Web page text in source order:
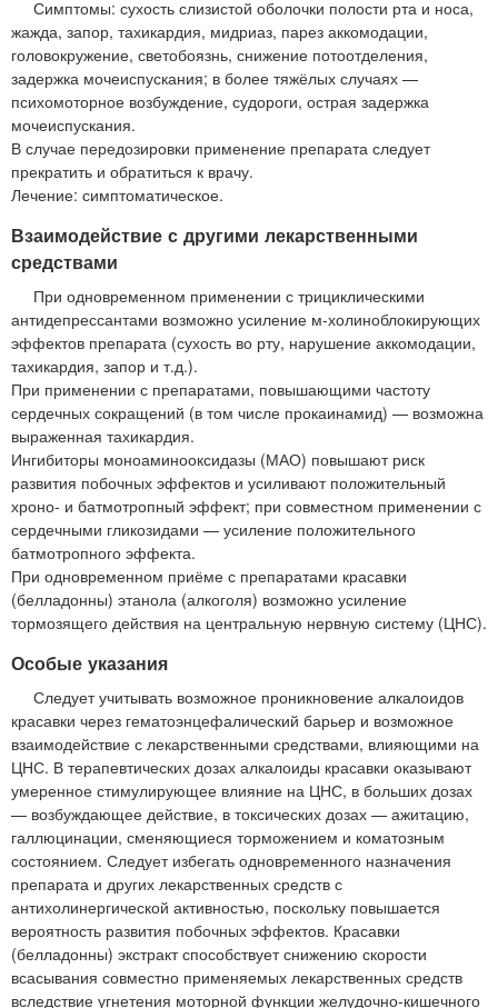
Симптомы: сухость слизистой оболочки полости рта и носа,
жажда, запор, тахикардия, мидриаз, парез аккомодации,
головокружение, светобоязнь, снижение потоотделения,
задержка мочеиспускания; в более тяжёлых случаях —
психомоторное возбуждение, судороги, острая задержка
мочеиспускания.
В случае передозировки применение препарата следует
прекратить и обратиться к врачу.
Лечение: симптоматическое.
Взаимодействие с другими лекарственными
средствами
При одновременном применении с трициклическими
антидепрессантами возможно усиление м-холиноблокирующих
эффектов препарата (сухость во рту, нарушение аккомодации,
тахикардия, запор и т.д.).
При применении с препаратами, повышающими частоту
сердечных сокращений (в том числе прокаинамид) — возможна
выраженная тахикардия.
Ингибиторы моноаминооксидазы (МАО) повышают риск
развития побочных эффектов и усиливают положительный
хроно- и батмотропный эффект; при совместном применении с
сердечными гликозидами — усиление положительного
батмотропного эффекта.
При одновременном приёме с препаратами красавки
(белладонны) этанола (алкоголя) возможно усиление
тормозящего действия на центральную нервную систему (ЦНС).
Особые указания
Следует учитывать возможное проникновение алкалоидов
красавки через гематоэнцефалический барьер и возможное
взаимодействие с лекарственными средствами, влияющими на
ЦНС. В терапевтических дозах алкалоиды красавки оказывают
умеренное стимулирующее влияние на ЦНС, в больших дозах
— возбуждающее действие, в токсических дозах — ажитацию,
галлюцинации, сменяющиеся торможением и коматозным
состоянием. Следует избегать одновременного назначения
препарата и других лекарственных средств с
антихолинергической активностью, поскольку повышается
вероятность развития побочных эффектов. Красавки
(белладонны) экстракт способствует снижению скорости
всасывания совместно применяемых лекарственных средств
вследствие угнетения моторной функции желудочно-кишечного